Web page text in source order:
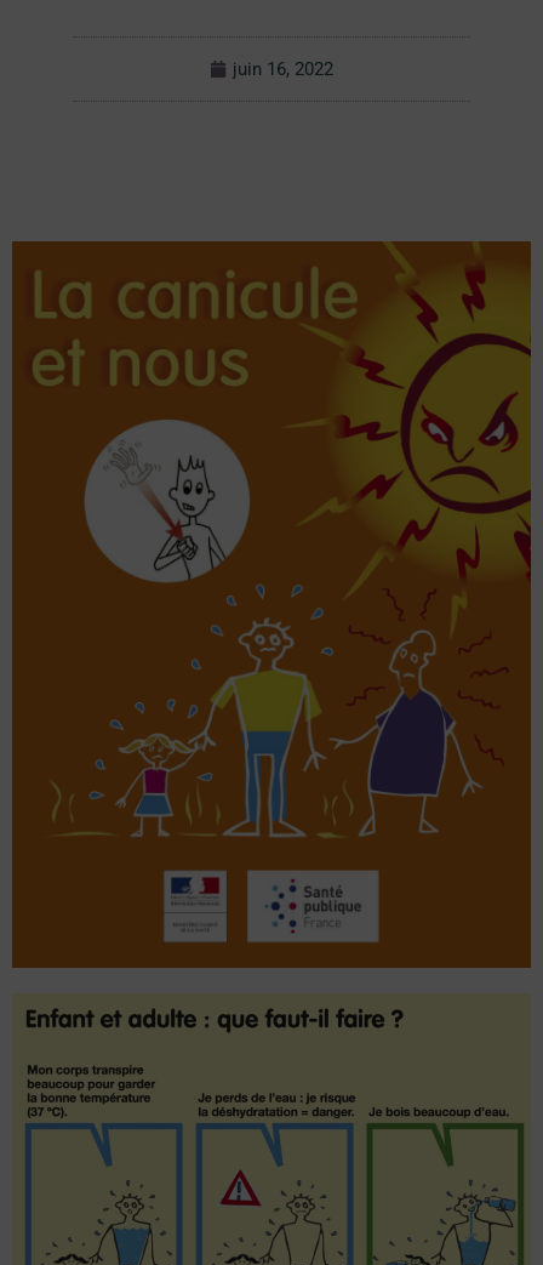
juin 16, 2022